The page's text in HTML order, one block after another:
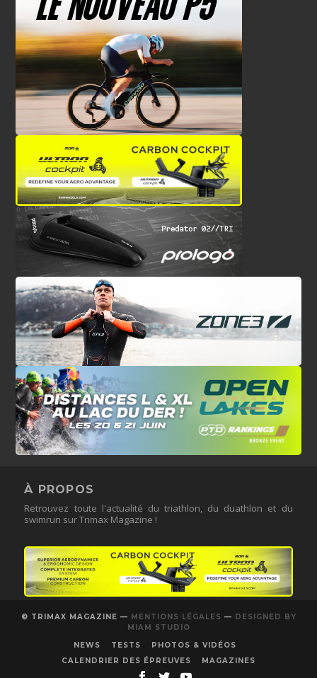
À PROPOS
Retrouvez toute l'actualité du triathlon, du duathlon et du
swimrun sur Trimax Magazine !
© TRIMAX MAGAZINE — MENTIONS LÉGALES — DESIGNED BY
MIAM STUDIO
NEWS
TESTS
PHOTOS & VIDÉOS
CALENDRIER DES ÉPREUVES
MAGAZINES